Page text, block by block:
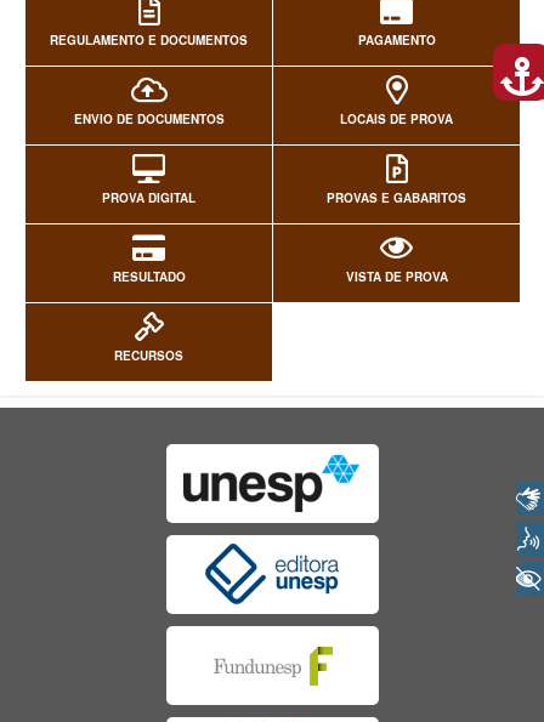
REGULAMENTO E DOCUMENTOS PAGAMENTO
ENVIO DE DOCUMENTOS LOCAIS DE PROVA
PROVA DIGITAL PROVAS E GABARITOS
RESULTADO VISTA DE PROVA
RECURSOS
+ Acessibilidade